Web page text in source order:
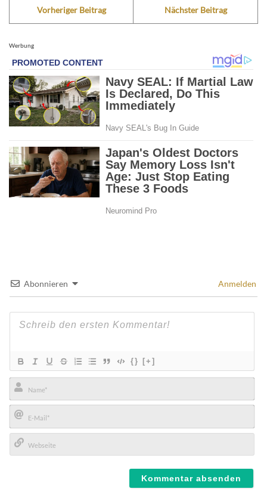
Vorheriger Beitrag Nächster Beitrag
Werbung
Abonnieren Anmelden
{} [+]
Name*
E-
Mail*